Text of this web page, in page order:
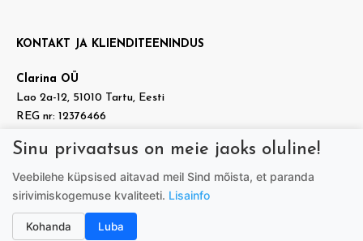
KONTAKT JA KLIENDITEENINDUS
Clarina OÜ
Lao 2a-12, 51010 Tartu, Eesti
REG nr: 12376466
info@doradora.ee
 https://www.facebook.com/doradora.ee
+372 505 7005
Sinu privaatsus on meie jaoks oluline!
Veebilehe küpsised aitavad meil Sind mõista, et paranda
sirivimiskogemuse kvaliteeti. Lisainfo
Kohanda Luba